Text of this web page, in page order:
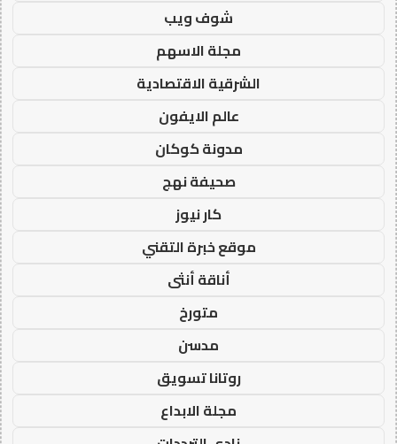
شوف ويب
مجلة الاسهم
الشرقية الاقتصادية
عالم الايفون
مدونة كوكان
صحيفة نهج
كار نيوز
موقع خبرة التقني
أناقة أنثى
متورخ
مدسن
روتانا تسويق
مجلة الابداع